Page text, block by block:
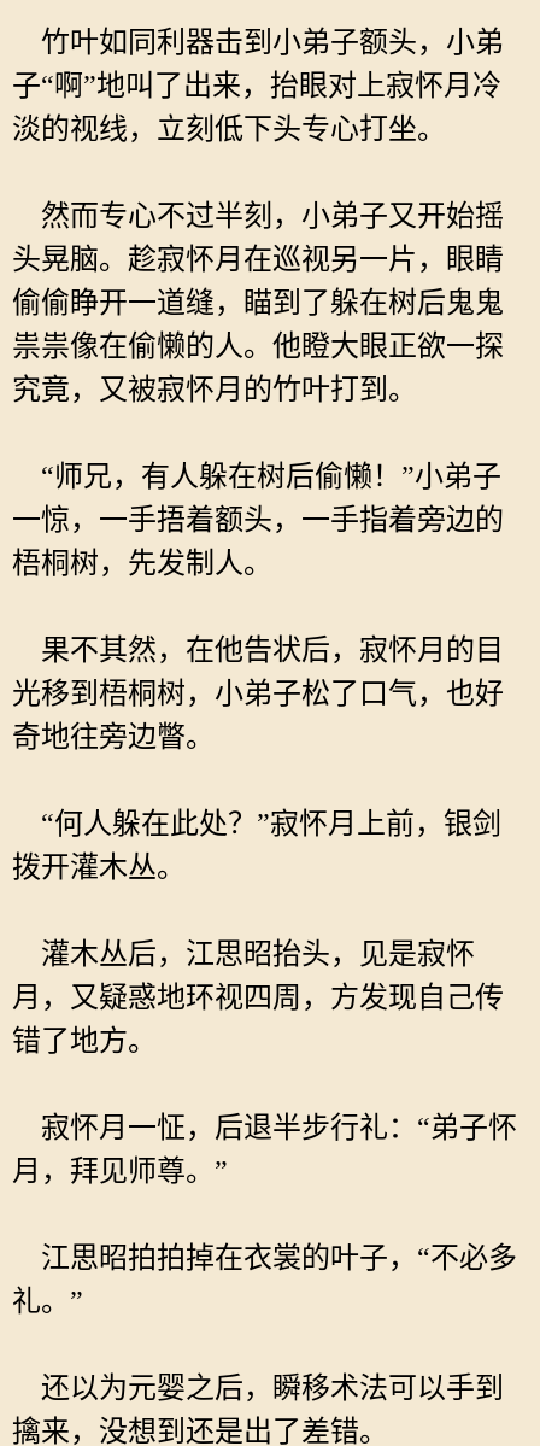
竹叶如同利器击到小弟子额头，小弟
子“啊”地叫了出来，抬眼对上寂怀月冷
淡的视线，立刻低下头专心打坐。
然而专心不过半刻，小弟子又开始摇
头晃脑。趁寂怀月在巡视另一片，眼睛
偷偷睁开一道缝，瞄到了躲在树后鬼鬼
祟祟像在偷懒的人。他瞪大眼正欲一探
究竟，又被寂怀月的竹叶打到。
“师兄，有人躲在树后偷懒！”小弟子
一惊，一手捂着额头，一手指着旁边的
梧桐树，先发制人。
果不其然，在他告状后，寂怀月的目
光移到梧桐树，小弟子松了口气，也好
奇地往旁边瞥。
“何人躲在此处？”寂怀月上前，银剑
拨开灌木丛。
灌木丛后，江思昭抬头，见是寂怀
月，又疑惑地环视四周，方发现自己传
错了地方。
寂怀月一怔，后退半步行礼：“弟子怀
月，拜见师尊。”
江思昭拍拍掉在衣裳的叶子，“不必多
礼。”
还以为元婴之后，瞬移术法可以手到
擒来，没想到还是出了差错。